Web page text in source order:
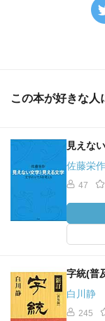
この本が好きな人
見えな
佐藤栄作
47
字統(普
白川静
245